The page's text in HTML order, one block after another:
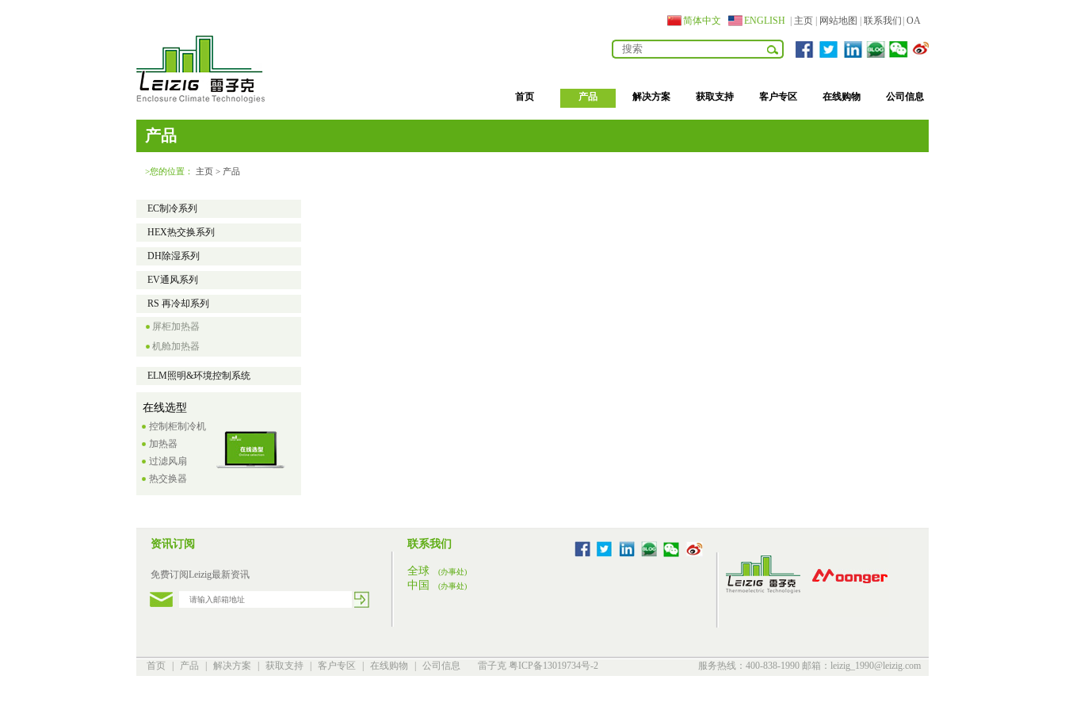
简体中文 ENGLISH 主页 网站地图 联系我们| OA
首页 产品 解决方案 获取支持 客户专区 在线购物 公司信息
产品
>您的位置： 主页 > 产品
EC制冷系列
HEX热交换系列
DH除湿系列
EV通风系列
RS 再冷却系列
屏柜加热器
机舱加热器
ELM照明&环境控制系统
在线选型
控制柜制冷机
加热器
过滤风扇
热交换器
资讯订阅
免费订阅Leizig最新资讯
联系我们
全球 (办事处)
中国 (办事处)
首页 产品 解决方案 获取支持 客户专区 在线购物 公司信息 雷子克 粤ICP备13019734号-2 服务热线：400-838-1990 邮箱：leizig_1990@leizig.com